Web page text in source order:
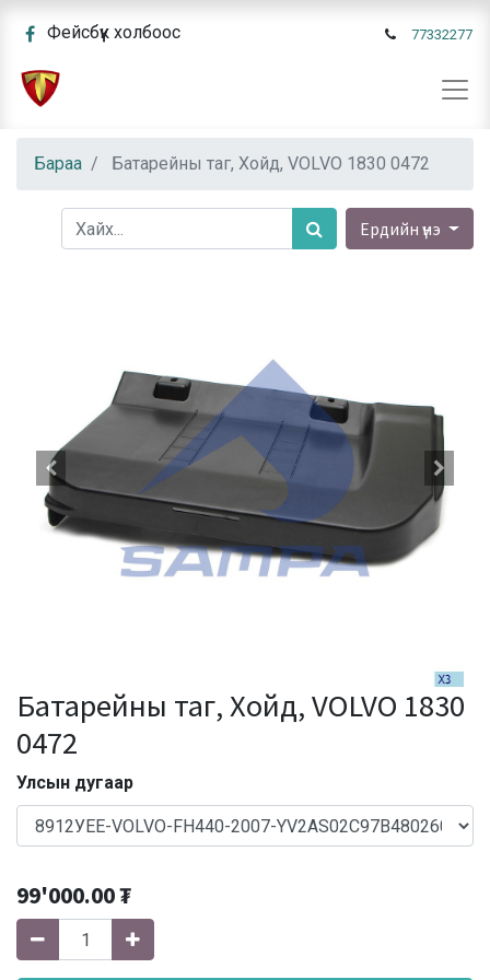
Фейсбүүк холбоос 77332277
Бараа Батарейны таг, Хойд, VOLVO 1830 0472
Ердийн үнэ
Батарейны таг, Хойд, VOLVO 1830
0472
Улсын дугаар
99'000.00₮